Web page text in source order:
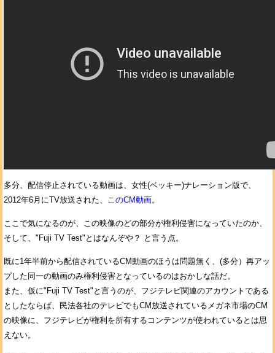
多分、配信停止されている動画は、女性(ベッキー)ナレーション版で、
2012年6月にTV放送された、 このCM動画。
ここで気になるのが、この映像のどの部分が権利侵害になっていたのか、
そして、"Fuji TV Test"とはなんぞや？ と言う点。
既に1年半前から配信されているCM動画のほうは問題無く、(多分）再アッ
プした同一の動画のみ権利侵害となっているのはおかしな話だ。
また、仮に"Fuji TV Test"と言うのが、フジテレビ関連のアカウントである
としたならば、民法各社のテレビでもCM放送されているメガネ市場のCM
の映像に、フジテレビが権利を所有するコンテンツが使われているとは思
えない。